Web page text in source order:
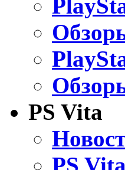
PS Vita